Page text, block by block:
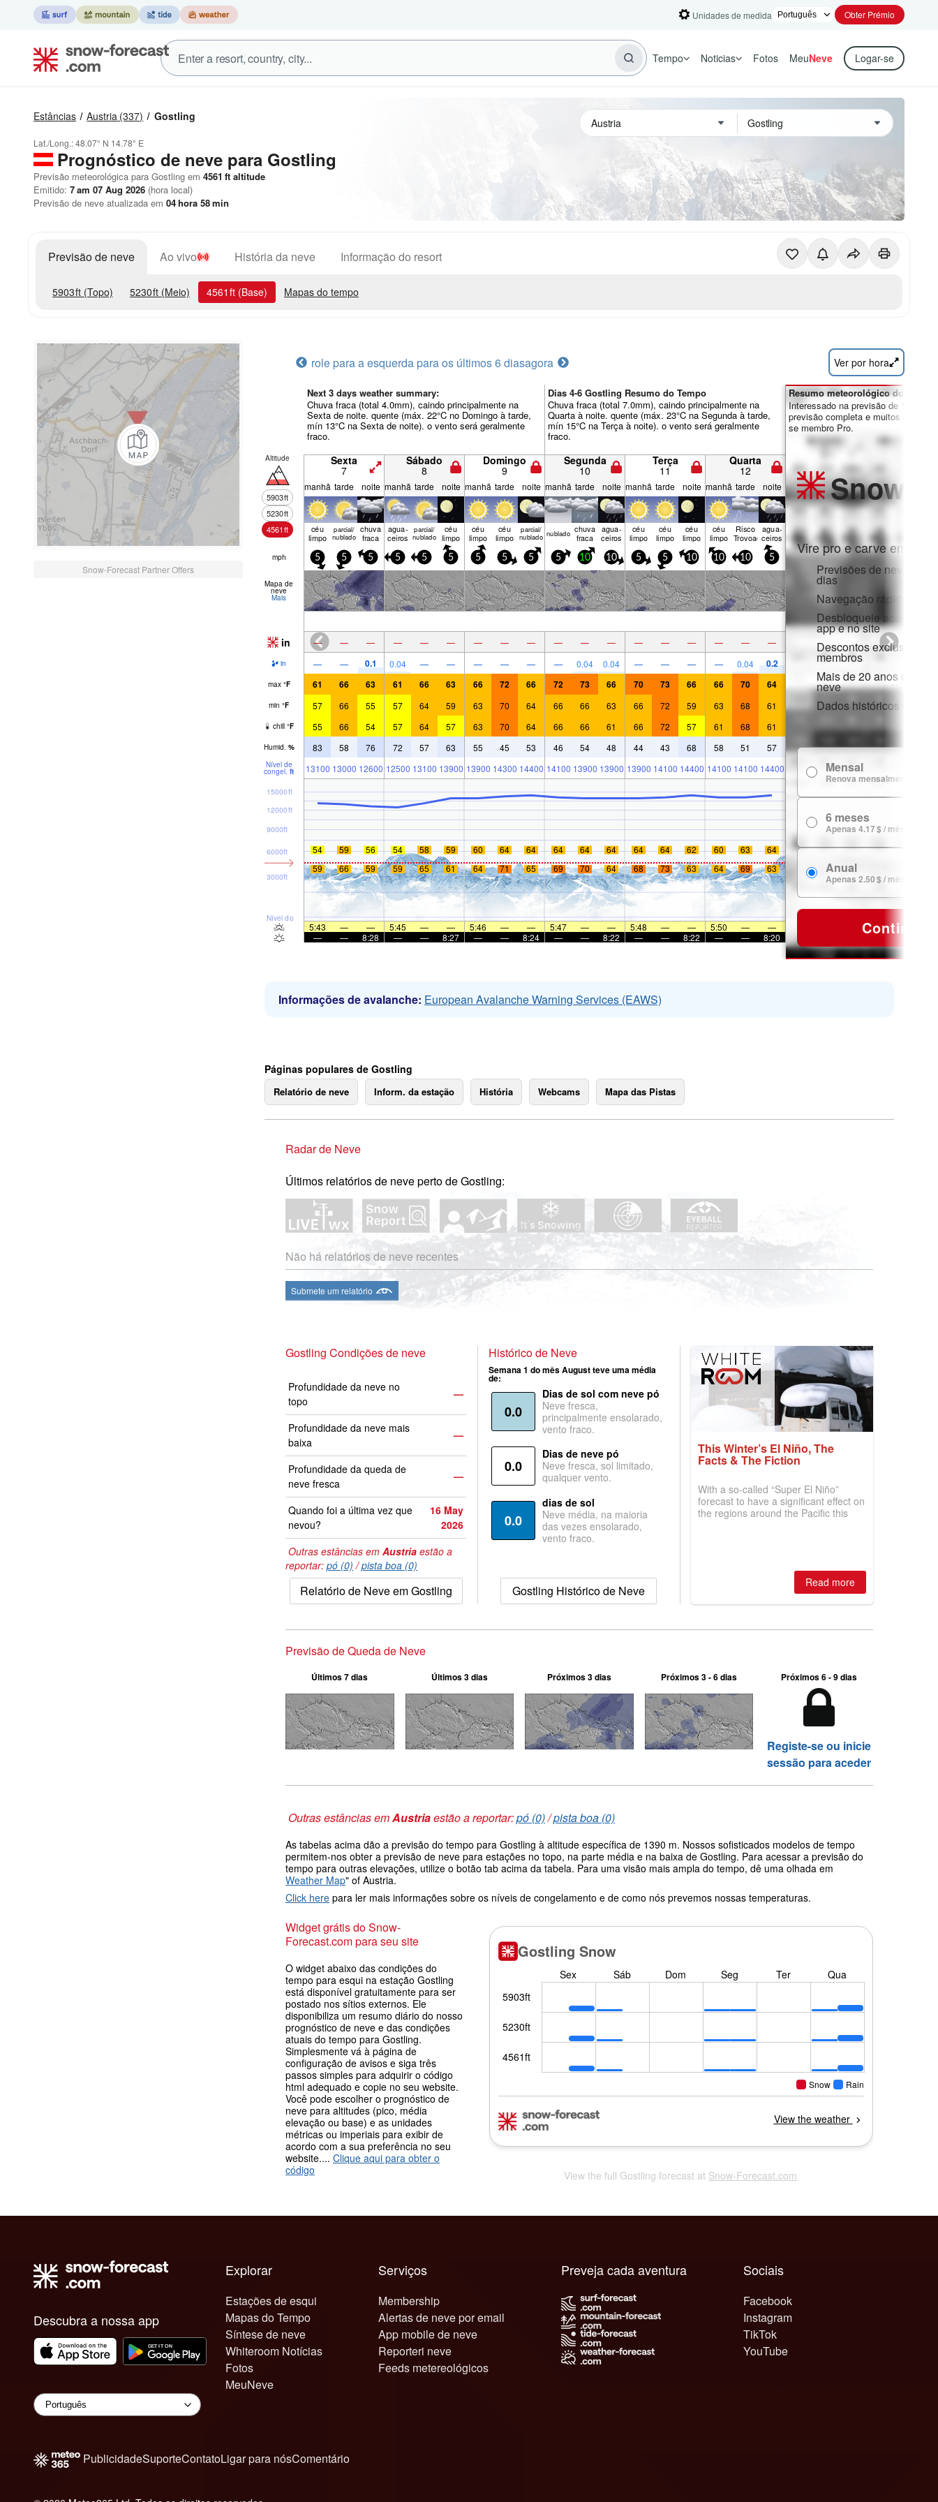
Unidades de medida Obter Prémio
Tempo Noticias Fotos MeuNeve Logar-se
Estâncias Austria (337) Gostling
Lat./Long.:48.07° N 14.78° E
Prognóstico de neve para Gostling
Previsão meteorológica para Gostling em 4561 ft altitude
Emitido: 7 am 07 Aug 2026 (hora local)
Previsão de neve atualizada em 04hora 58min
Previsão de neve Ao vivo História da neve Informação do resort
5903ft (Topo) 5230ft (Meio) 4561 ft (Base) Mapas do tempo
Snow-Forecast Partner Offers
role para a esquerda para os últimos 6 diasagora Ver por hora
Next 3 days weather summary:
Chuva fraca (total 4.0mm), caindo principalmente na
Sexta de noite. quente (máx. 22°C no Domingo à tarde,
mín 13°C na Sexta de noite). o vento será geralmente
fraco.
Dias 4-6 Gostling Resumo do Tempo
Chuva fraca (total 7.0mm), caindo principalmente na
Quarta à noite. quente (máx. 23°C na Segunda à tarde,
mín 15°C na Terça à noite). o vento será geralmente
fraco.
Altitude
5903ft
5230ft
4561ft
Sexta
7
Sábado
8
Domingo
9
Segunda
10
Terça
11
Quarta
12
manhã tarde noite manhã tarde noite manhã tarde noite manhã tarde noite manhã tarde noite manhã tarde noite
céu
limpo
parcial/
nublado
chuva
fraca
agua­
ceiros
parcial/
nublado
céu
limpo
céu
limpo
céu
limpo
parcial/
nublado nubl­ado chuva
fraca
agua­
ceiros
céu
limpo
céu
limpo
céu
limpo
céu
limpo
Risco
Trovoada
agua­
ceiros
mph 5 5 5 5 5 5 5 5 5 5 10 10 5 5 10 10 10 5
Mapa de
neve
Mais
in — — — — — — — — — — — — — — — — — —
in — — 0.1 0.04 — — — — — — 0.04 0.04 — — — — 0.04 0.2
max °F 61 66 63 61 66 63 66 72 66 72 73 66 70 73 66 66 70 64
min °F 57 66 55 57 64 59 63 70 64 66 66 63 66 72 59 63 68 61
chill °F 55 66 54 57 64 57 63 70 64 66 66 61 66 72 57 61 68 61
Humid. % 83 58 76 72 57 63 55 45 53 46 54 48 44 43 68 58 51 57
Nível de
congel. ft 13100 13000 12600 12500 13100 13900 13900 14300 14400 14100 13900 13900 13900 14100 14400 14100 14100 14400
Nível do mar
3000ft
6000ft
9000ft
12000ft
15000ft
54 59 56 54 58 59 60 64 64 64 64 64 64 64 62 60 63
64
59
66 59 59 65 61 64 71 65 69 70 64 68 73 63 64 69 63
5:43 — — 5:45 — — 5:46 — — 5:47 — — 5:48 — — 5:50 —
—
—
— 8:28 — — 8:27 — — 8:24 — — 8:22 — — 8:22 — — 8:20
Resumo meteorológico dos dias
Interessado na previsão de 16
previsão completa e muitos outros
se membro Pro.
Snow
Vire pro e carve em:
Previsões de neve
dias
Navegação rápida sem
Desbloqueie acesso
app e no site
Descontos exclusivos
membros
Mais de 20 anos de
neve
Dados históricos de
Mensal
Renova mensalmente
6 meses
Apenas 4.17 $ / mês
Anual
Apenas 2.50 $ / mês
Continuar
Informações de avalanche: European Avalanche Warning Services (EAWS)
Páginas populares de Gostling
Relatório de neve Inform. da estação História Webcams Mapa das Pistas
Radar de Neve
Últimos relatórios de neve perto de Gostling:
Não há relatórios de neve recentes
Submete um relatório
Gostling Condições de neve
Profundidade da neve no
topo
—
Profundidade da neve mais
baixa
—
Profundidade da queda de
neve fresca
—
Quando foi a última vez que
nevou?
16 May
2026
Outras estâncias em Austria estão a
reportar: pó (0) /pista boa (0)
Relatório de Neve em Gostling
Histórico de Neve
Semana 1 do mês August teve uma média
de:
0.0
Dias de sol com neve pó
Neve fresca,
principalmente ensolarado,
vento fraco.
0.0
Dias de neve pó
Neve fresca, sol limitado,
qualquer vento.
0.0
dias de sol
Neve média, na maioria
das vezes ensolarado,
vento fraco.
Gostling Histórico de Neve
This Winter’s El Niño, The
Facts & The Fiction
With a so-called “Super El Niño”
forecast to have a significant effect on
the regions around the Pacific this
Read more
Previsão de Queda de Neve
Últimos 7 dias Últimos 3 dias Próximos 3 dias Próximos 3 - 6 dias Próximos 6 - 9 dias
Registe-se ou inicie
sessão para aceder
Outras estâncias emAustriaestão a reportar:pó (0)/pista boa (0)
As tabelas acima dão a previsão do tempo para Gostling à altitude específica de 1390 m. Nossos sofisticados modelos de tempo
permitem-nos obter a previsão de neve para estações no topo, na parte média e na baixa de Gostling. Para acessar a previsão do
tempo para outras elevações, utilize o botão tab acima da tabela. Para uma visão mais ampla do tempo, dê uma olhada em
Weather Map" of Austria.
Click here para ler mais informações sobre os níveis de congelamento e de como nós prevemos nossas temperaturas.
Widget grátis do Snow-
Forecast.com para seu site
O widget abaixo das condições do
tempo para esqui na estação Gostling
está disponível gratuitamente para ser
postado nos sítios externos. Ele
disponibiliza um resumo diário do nosso
prognóstico de neve e das condições
atuais do tempo para Gostling.
Simplesmente vá à página de
configuração de avisos e siga três
passos simples para adquirir o código
html adequado e copie no seu website.
Você pode escolher o prognóstico de
neve para altitudes (pico, média
elevação ou base) e as unidades
métricas ou imperiais para exibir de
acordo com a sua preferência no seu
website.... Clique aqui para obter o
código
View the full Gostling forecast at Snow-Forecast.com
Descubra a nossa app
Explorar
Estações de esqui
Mapas do Tempo
Síntese de neve
Whiteroom Notícias
Fotos
MeuNeve
Serviços
Membership
Alertas de neve por email
App mobile de neve
Reporteri neve
Feeds metereológicos
Sociais
Facebook
Instagram
TikTok
YouTube
Preveja cada aventura
PublicidadeSuporteContatoLigar para nósComentário